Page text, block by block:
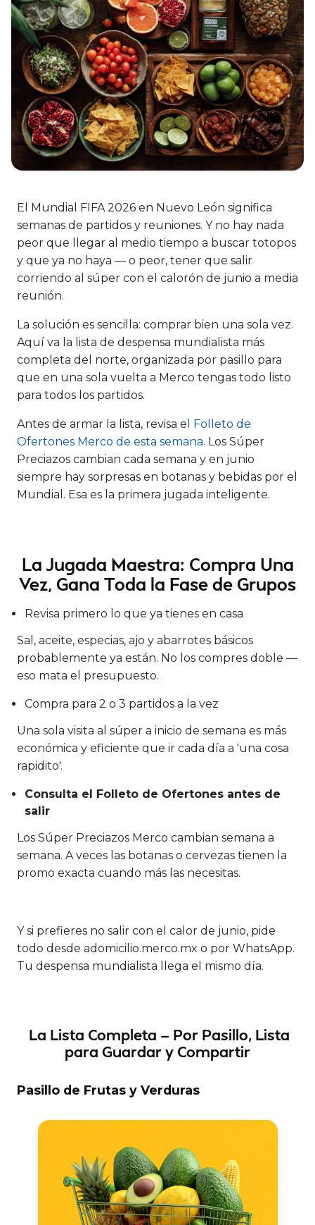
El Mundial FIFA 2026 en Nuevo León significa
semanas de partidos y reuniones. Y no hay nada
peor que llegar al medio tiempo a buscar totopos
y que ya no haya — o peor, tener que salir
corriendo al súper con el calorón de junio a media
reunión.
La solución es sencilla: comprar bien una sola vez.
Aquí va la lista de despensa mundialista más
completa del norte, organizada por pasillo para
que en una sola vuelta a Merco tengas todo listo
para todos los partidos.
Antes de armar la lista, revisa e l Folleto de
Ofertones Merco de esta semana. Los Súper
Preciazos cambian cada semana y en junio
siempre hay sorpresas en botanas y bebidas por el
Mundial. Esa es la primera jugada inteligente.
La Jugada Maestra: Compra Una
Vez, Gana Toda la Fase de Grupos
Revisa primero lo que ya tienes en casa
Sal, aceite, especias, ajo y abarrotes básicos
probablemente ya están. No los compres doble —
eso mata el presupuesto.
Compra para 2 o 3 partidos a la vez
Una sola visita al súper a inicio de semana es más
económica y eficiente que ir cada día a 'una cosa
rapidito'.
Consulta el Folleto de Ofertones antes de
salir
Los Súper Preciazos Merco cambian semana a
semana. A veces las botanas o cervezas tienen la
promo exacta cuando más las necesitas.
Y si prefieres no salir con el calor de junio, pide
todo desde adomicilio.merco.mx o por WhatsApp.
Tu despensa mundialista llega el mismo día.
La Lista Completa — Por Pasillo, Lista
para Guardar y Compartir
Pasillo de Frutas y Verduras